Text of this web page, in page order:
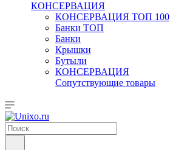
КОНСЕРВАЦИЯ
КОНСЕРВАЦИЯ ТОП 100
Банки ТОП
Банки
Крышки
Бутыли
КОНСЕРВАЦИЯ
Сопутствующие товары